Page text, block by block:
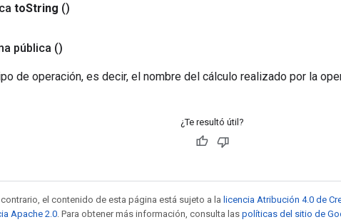
toString ()
pública ()
de operación, es decir, el nombre del cálculo realizado por la
¿Te resultó útil?
el contenido de esta página está sujeto a la licencia Atribución 4.0 de
Apache 2.0 . Para obtener más información, consulta las políticas del sitio de